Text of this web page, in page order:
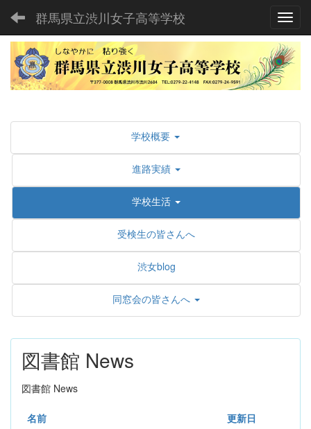
群馬県立渋川女子高等学校
学校概要
進路実績
学校生活
受検生の皆さんへ
渋女blog
同窓会の皆さんへ
図書館 News
図書館 News
名前
更新日